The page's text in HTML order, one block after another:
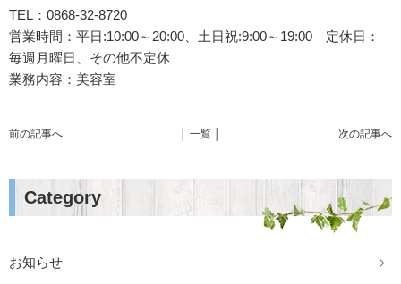
TEL：0868-32-8720
営業時間：平日:10:00～20:00、土日祝:9:00～19:00 定休日：
毎週月曜日、その他不定休
業務内容：美容室
前の記事へ 次の記事へ
│ 一覧 │
Category
お知らせ